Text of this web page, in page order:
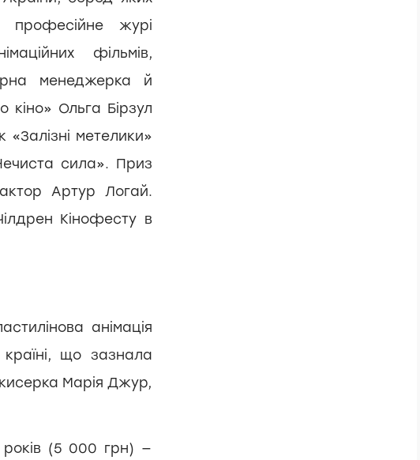
професійне журі
фільмів,
менеджерка й
кіно» Ольга Бірзул
метелики»
сила». Приз
Артур Логай.
Кінофесту в
анімація
що зазнала
Марія Джур,
років (5 000 грн) —